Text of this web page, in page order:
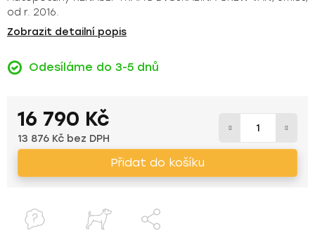
od r. 2016.
Zobrazit detailní popis
Odesíláme do 3-5 dnů
16 790 Kč
13 876 Kč bez DPH
Přidat do košíku